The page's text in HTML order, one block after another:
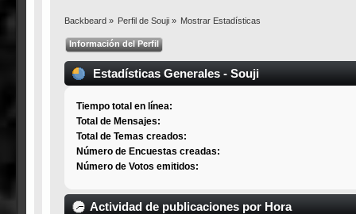
Backbeard» Perfil de Souji» Mostrar Estadísticas
Información del Perfil
Estadísticas Generales - Souji
Tiempo total en línea:
Total de Mensajes:
Total de Temas creados:
Número de Encuestas creadas:
Número de Votos emitidos:
Actividad de publicaciones por Hora